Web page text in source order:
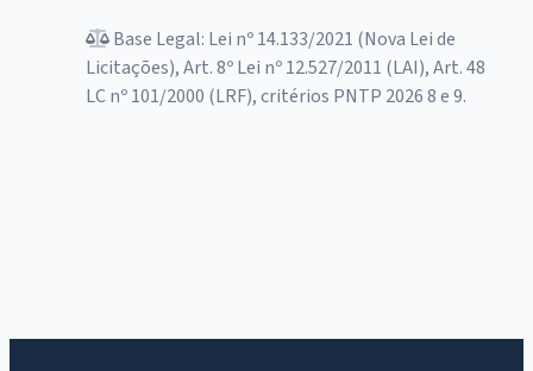
Base Legal: Lei nº 14.133/2021 (Nova Lei de
Licitações), Art. 8º Lei nº 12.527/2011 (LAI), Art. 48
LC nº 101/2000 (LRF), critérios PNTP 2026 8 e 9.